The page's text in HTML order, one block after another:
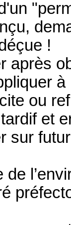
!
après
ou
et
sur